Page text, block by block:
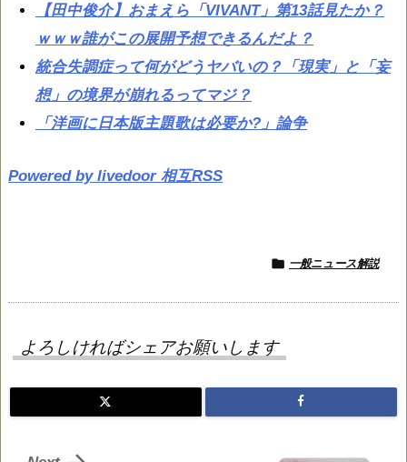
【田中俊介】おまえら「VIVANT」第13話見たか？
ｗｗｗ誰がこの展開予想できるんだよ？
統合失調症って何がどうヤバいの？「現実」と「妄
想」の境界が崩れるってマジ？
「洋画に日本版主題歌は必要か?」論争
Powered by livedoor 相互RSS
 一般ニュース解説
よろしければシェアお願いします